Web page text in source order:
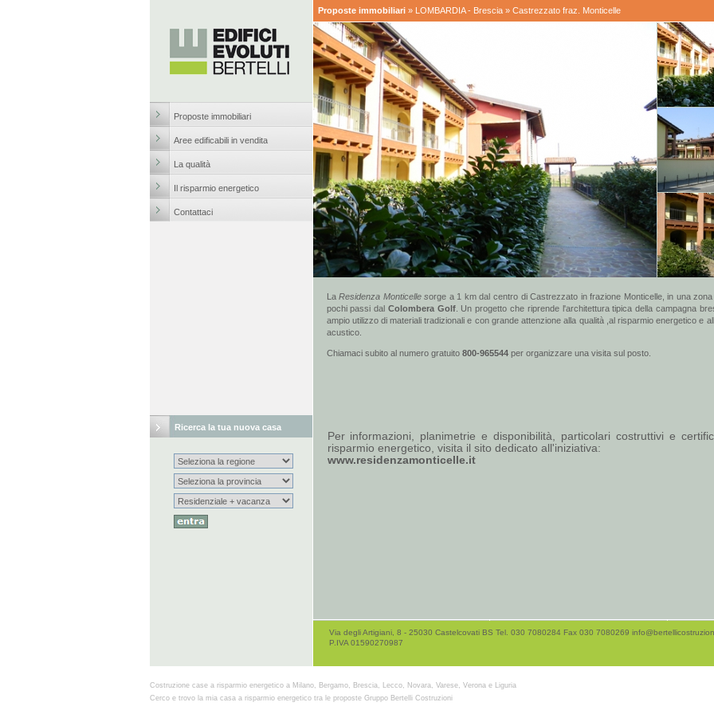
Proposte immobiliari
Aree edificabili in vendita
La qualità
Il risparmio energetico
Contattaci
Ricerca la tua nuova casa
Proposte immobiliari » LOMBARDIA - Brescia» Castrezzato fraz. Monticelle
LaResidenza Monticelle sorge a 1 km dal centro di Castrezzato in frazione Monticelle, in una
pochi passi dal Colombera Golf. Un progetto che riprende l'architettura tipica della campagna
ampio utilizzo di materiali tradizionali e con grande attenzione alla qualità ,al risparmio energetico e
acustico.
Chiamaci subito al numero gratuito 800-965544per organizzare una visita sul posto.
Per informazioni, planimetrie e disponibilità, particolari costruttivi e
risparmio energetico, visita il sito dedicato all'iniziativa:
www.residenzamonticelle.it
Via degli Artigiani, 8 - 25030 Castelcovati BS Tel. 030 7080284 Fax 030 7080269
P.IVA 01590270987
Costruzione case a risparmio energetico a Milano, Bergamo, Brescia, Lecco, Novara, Varese, Verona e Liguria
Cerco e trovo la mia casa a risparmio energetico tra le proposte Gruppo Bertelli Costruzioni